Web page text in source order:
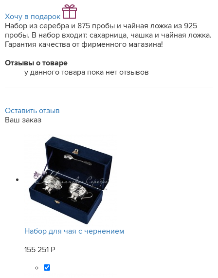
Хочу в подарок
Набор из серебра и 875 пробы и чайная ложка из 925
пробы. В набор входит: сахарница, чашка и чайная ложка.
Гарантия качества от фирменного магазина!
Отзывы о товаре
у данного товара пока нет отзывов
Оставить отзыв
Ваш заказ
Набор для чая с чернением
155 251 Р